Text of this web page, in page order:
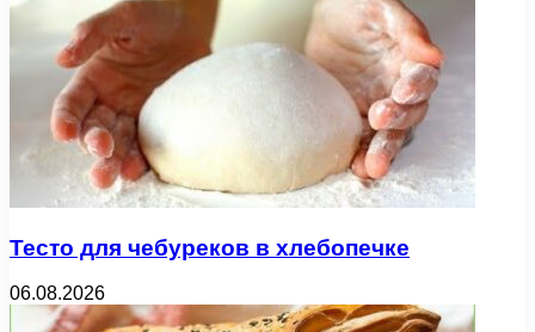
Тесто для чебуреков в хлебопечке
06.08.2026